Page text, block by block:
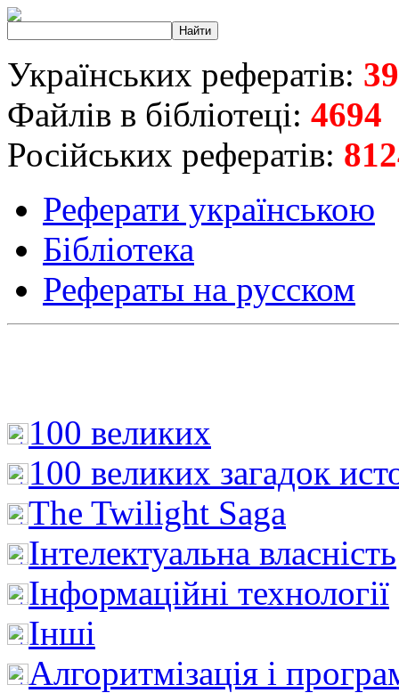
Українських рефератів:
Файлів в бібліотеці: 4694
Російських рефератів:
Реферати українською
Бібліотека
Рефераты на русском
100 великих
100 великих загадок
The Twilight Saga
Інтелектуальна влaсність
Інформаційні технології
Інші
Алгоритмізація і